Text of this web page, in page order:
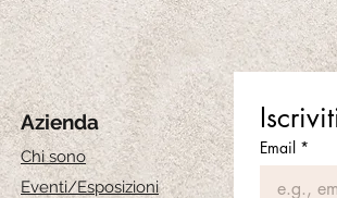
Azienda
Chi sono
Eventi/Esposizioni
Email *